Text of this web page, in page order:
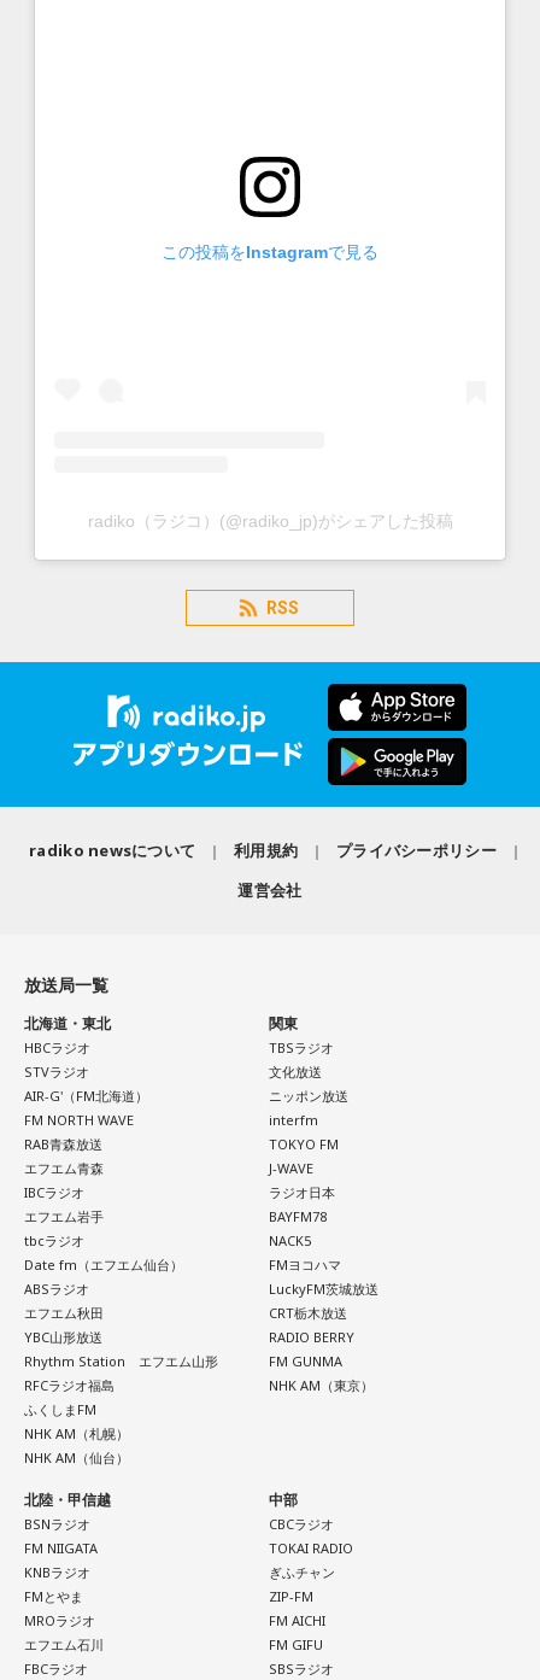
この投稿をInstagramで見る
radiko（ラジコ）(@radiko_jp)がシェアした投稿
RSS
radiko newsについて 利用規約
プライバシーポリシー
運営会社
放送局一覧
北海道・東北
HBCラジオ
STVラジオ
AIR-G'（FM北海道）
FM NORTH WAVE
RAB青森放送
エフエム青森
IBCラジオ
エフエム岩手
tbcラジオ
Date fm（エフエム仙台）
ABSラジオ
エフエム秋田
YBC山形放送
Rhythm Station エフエム山形
RFCラジオ福島
ふくしまFM
NHK AM（札幌）
NHK AM（仙台）
関東
TBSラジオ
文化放送
ニッポン放送
interfm
TOKYO FM
J-WAVE
ラジオ日本
BAYFM78
NACK5
FMヨコハマ
LuckyFM茨城放送
CRT栃木放送
RADIO BERRY
FM GUNMA
NHK AM（東京）
北陸・甲信越
BSNラジオ
FM NIIGATA
KNBラジオ
FMとやま
MROラジオ
エフエム石川
FBCラジオ
中部
CBCラジオ
TOKAI RADIO
ぎふチャン
ZIP-FM
FM AICHI
FM GIFU
SBSラジオ